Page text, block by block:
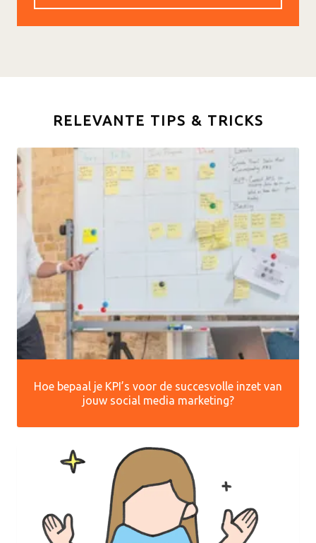
RELEVANTE TIPS & TRICKS
Hoe bepaal je KPI’s voor de succesvolle inzet van
jouw social media marketing?